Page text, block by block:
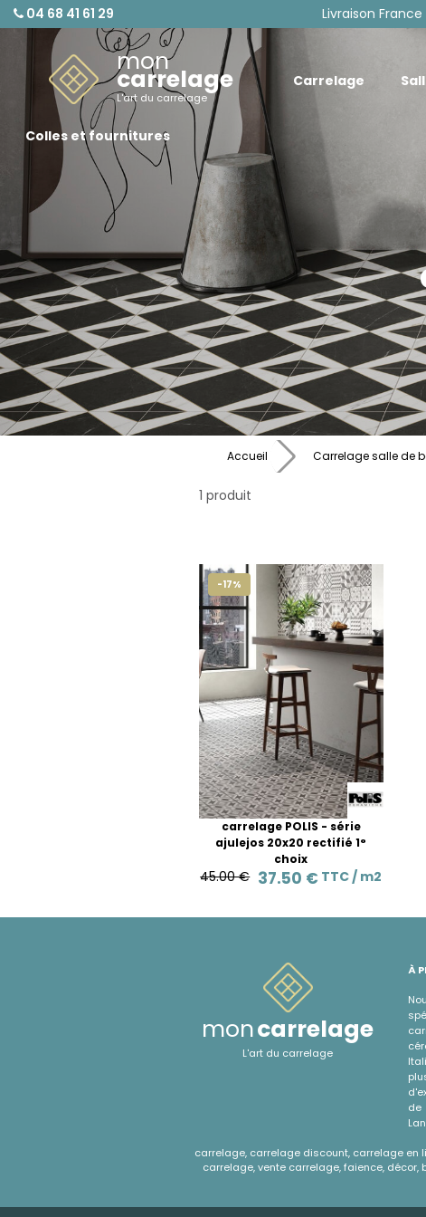
04 68 41 61 29 Livraison
mon
carrelage
L'art du carrelage
Carrelage
Colles et fournitures
Accueil Carrelage salle de
1 produit
-17%
carrelage POLIS - série
ajulejos 20x20 rectifié 1°
choix
45.00 € 37.50 € TTC / m2
moncarrelage
L'art du carrelage
À
de
carrelage, carrelage discount, carrelage en
carrelage, vente carrelage, faience,